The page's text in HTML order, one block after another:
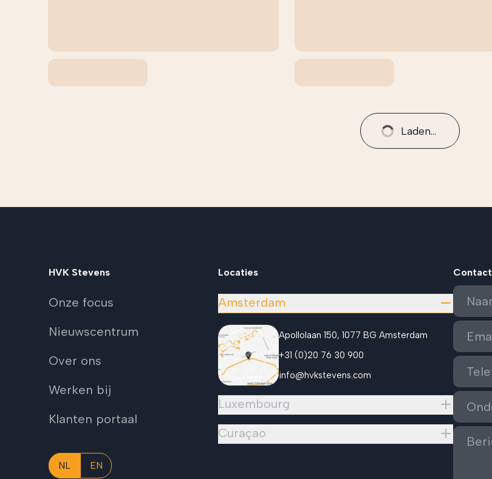
Laden...
HVK Stevens
Onze focus
Nieuwscentrum
Over ons
Werken bij
Klanten portaal
NL EN
Locaties
Amsterdam
Apollolaan 150, 1077 BG Amsterdam
+31 (0)20 76 30 900
info@hvkstevens.com
Luxembourg
Curaçao
Contact